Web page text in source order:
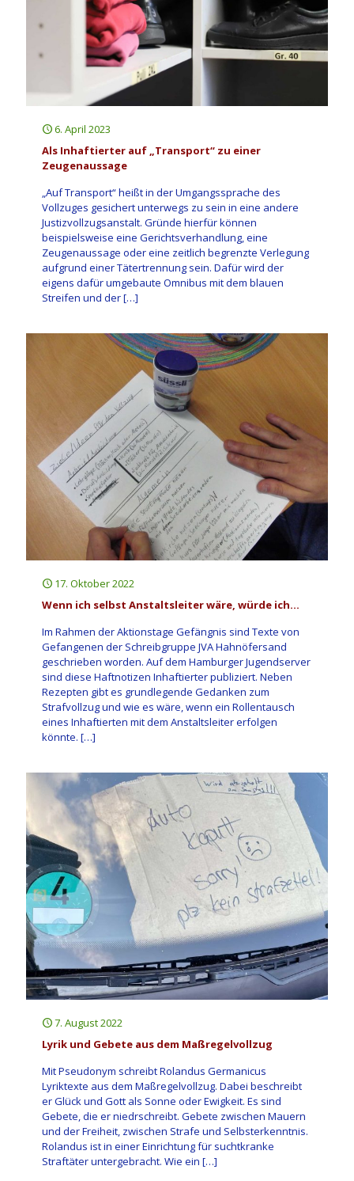
6. April 2023
Als Inhaftierter auf „Transport“ zu einer
Zeugenaussage
„Auf Transport“ heißt in der Umgangssprache des
Vollzuges gesichert unterwegs zu sein in eine andere
Justizvollzugsanstalt. Gründe hierfür können
beispielsweise eine Gerichtsverhandlung, eine
Zeugenaussage oder eine zeitlich begrenzte Verlegung
aufgrund einer Tätertrennung sein. Dafür wird der
eigens dafür umgebaute Omnibus mit dem blauen
Streifen und der[…]
17. Oktober 2022
Wenn ich selbst Anstaltsleiter wäre, würde ich…
Im Rahmen der Aktionstage Gefängnis sind Texte von
Gefangenen der Schreibgruppe JVA Hahnöfersand
geschrieben worden. Auf dem Hamburger Jugendserver
sind diese Haftnotizen Inhaftierter publiziert. Neben
Rezepten gibt es grundlegende Gedanken zum
Strafvollzug und wie es wäre, wenn ein Rollentausch
eines Inhaftierten mit dem Anstaltsleiter erfolgen
könnte. […]
7. August 2022
Lyrik und Gebete aus dem Maßregelvollzug
Mit Pseudonym schreibt Rolandus Germanicus
Lyriktexte aus dem Maßregelvollzug. Dabei beschreibt
er Glück und Gott als Sonne oder Ewigkeit. Es sind
Gebete, die er niedrschreibt. Gebete zwischen Mauern
und der Freiheit, zwischen Strafe und Selbsterkenntnis.
Rolandus ist in einer Einrichtung für suchtkranke
Straftäter untergebracht. Wie ein […]